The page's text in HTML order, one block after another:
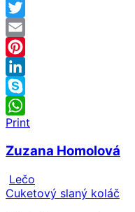
Facebook
Twitter
Email
Pinterest
LinkedIn
Skype
WhatsApp
Print
Zuzana Homolová
Lečo
Cuketový slaný koláč